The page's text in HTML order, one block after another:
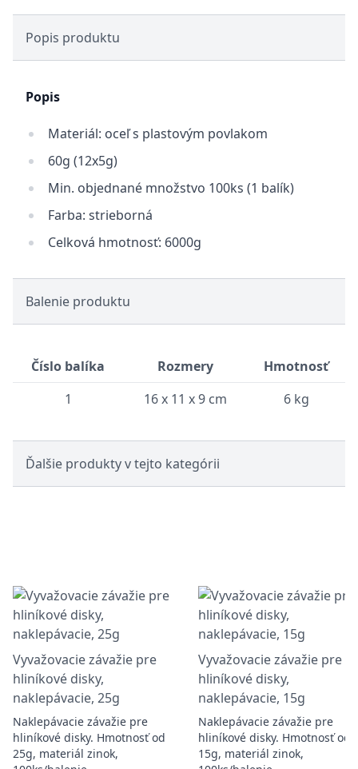
Popis produktu
Popis
Materiál: oceľ s plastovým povlakom
60g (12x5g)
Min. objednané množstvo 100ks (1 balík)
Farba: strieborná
Celková hmotnosť: 6000g
Balenie produktu
Číslo balíka Rozmery
Hmotnosť
1
16 x 11 x 9 cm 6 kg
Ďalšie produkty v tejto kategórii
Vyvažovacie závažie pre
hliníkové disky,
naklepávacie, 25g
Naklepávacie závažie pre
hliníkové disky. Hmotnosť od
25g, materiál zinok,
Vyvažovacie závažie pre
hliníkové disky,
naklepávacie, 15g
Naklepávacie závažie pre
hliníkové disky. Hmotnosť od
15g, materiál zinok,